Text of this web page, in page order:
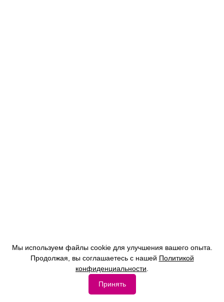
Мы используем файлы cookie для улучшения вашего опыта.
Продолжая, вы соглашаетесь с нашей Политикой
конфиденциальности
Принять